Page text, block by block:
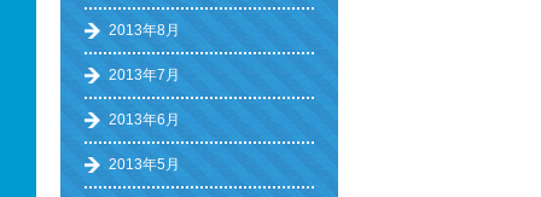
2013年8月
2013年7月
2013年6月
2013年5月